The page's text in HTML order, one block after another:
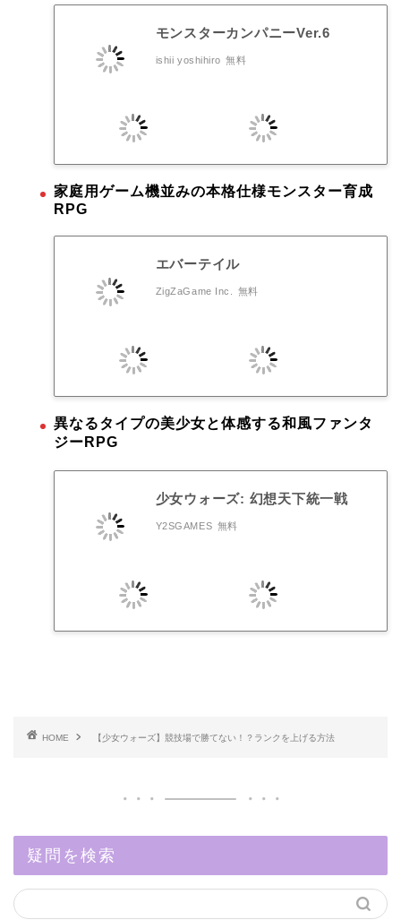
モンスターカンパニーVer.6
ishii yoshihiro 無料
家庭用ゲーム機並みの本格仕様モンスター育成
RPG
エバーテイル
ZigZaGame Inc. 無料
異なるタイプの美少女と体感する和風ファンタ
ジーRPG
少女ウォーズ: 幻想天下統一戦
Y2SGAMES 無料
HOME 【少女ウォーズ】競技場で勝てない！？ランクを上げる方法
疑問を検索